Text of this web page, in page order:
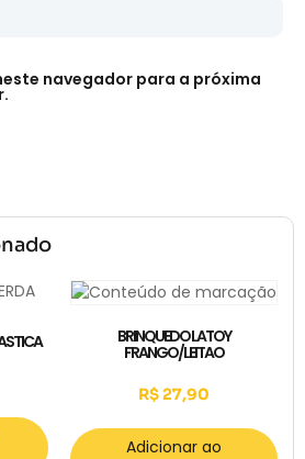
BRINQUEDO LATOY
FRANGO/LEITAO
R$27,90
Adicionar ao
navegador para a próxima